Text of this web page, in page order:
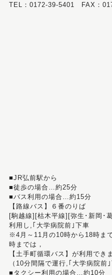
TEL：0172-39-5401 FAX：
■JR弘前駅から
■徒歩の場合…約25分
■バス利用の場合…約15分
【路線バス】６番のりば
[駒越線][枯木平線][弥生･新岡･
利用し,｢大学病院前｣下車
※4月～11月の10時から18時ま
時までは，
【土手町循環バス】が利用でき
（10分間隔で運行,｢大学病院前｣
■タクシー利用の場合…約10分